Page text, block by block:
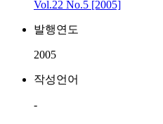
Vol.22 No.5 [2005]
발행연도
2005
작성언어
-